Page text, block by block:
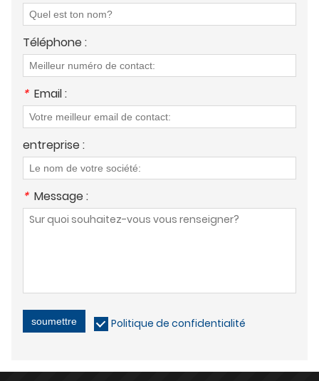
Téléphone :
* Email :
entreprise :
* Message :
soumettre Politique de confidentialité